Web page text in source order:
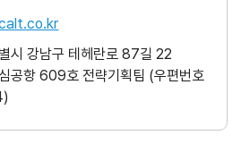
시 강남구 테헤란로 87길 22
공항 609호 전략기획팀 (우편번호